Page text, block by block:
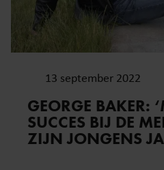
13 september 2022
GEORGE BAKER:
SUCCES BIJ DE
ZIJN JONGENS